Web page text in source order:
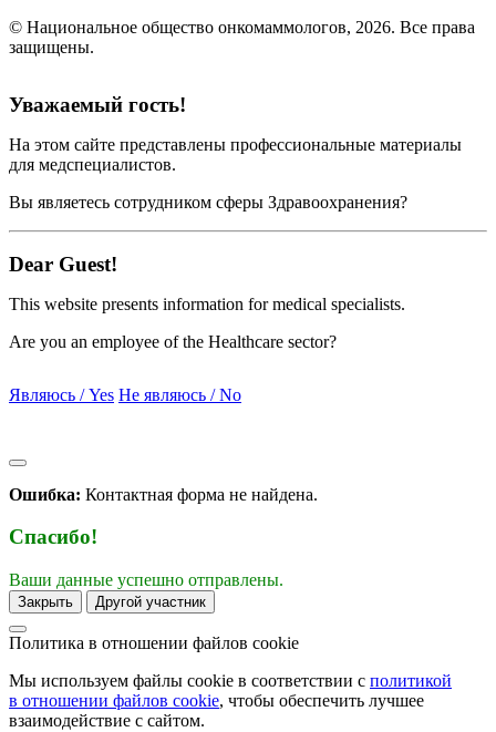
© Национальное общество онкомаммологов, 2026. Все права
защищены.
Уважаемый гость!
На этом сайте представлены профессиональные материалы
для медспециалистов.
Вы являетесь сотрудником сферы Здравоохранения?
Dear Guest!
This website presents information for medical specialists.
Are you an employee of the Healthcare sector?
Являюсь / Yes Не являюсь / No
Ошибка: Контактная форма не найдена.
Спасибо!
Ваши данные успешно отправлены.
Закрыть Другой участник
Политика в отношении файлов cookie
Мы используем файлы cookie в соответствии с политикой
в отношении файлов cookie, чтобы обеспечить лучшее
взаимодействие с сайтом.